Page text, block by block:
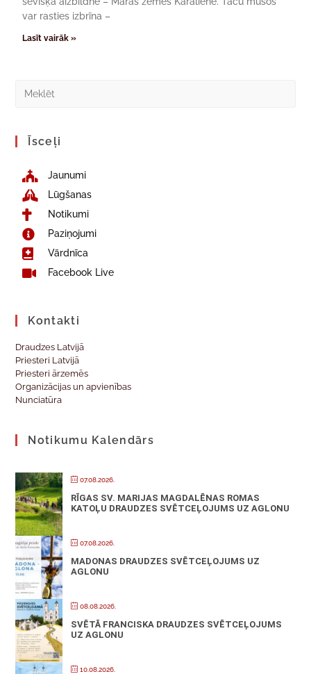
var rasties izbrīna –
Lasīt vairāk »
Īsceļi
Jaunumi
Lūgšanas
Notikumi
Paziņojumi
Vārdnīca
Facebook Live
Kontakti
Draudzes Latvijā
Priesteri Latvijā
Priesteri ārzemēs
Organizācijas un apvienības
Nunciatūra
Notikumu Kalendārs
07.08.2026.
RĪGAS SV. MARIJAS MAGDALĒNAS ROMAS
KATOĻU DRAUDZES SVĒTCEĻOJUMS UZ AGLONU
07.08.2026.
MADONAS DRAUDZES SVĒTCEĻOJUMS UZ
AGLONU
08.08.2026.
SVĒTĀ FRANCISKA DRAUDZES SVĒTCEĻOJUMS
UZ AGLONU
10.08.2026.